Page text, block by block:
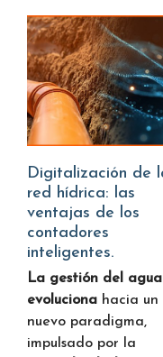
Digitalización de la
red hídrica: las
ventajas de los
contadores
inteligentes.
La gestión del agua
evoluciona hacia un
nuevo paradigma,
impulsado por la